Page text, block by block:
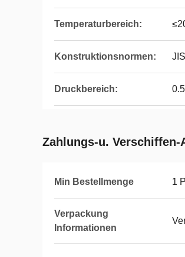
Temperaturbereich:
Konstruktionsnormen:
Druckbereich:
Zahlungs-u. Verschiffen-
Min Bestellmenge 1
Verpackung
Informationen